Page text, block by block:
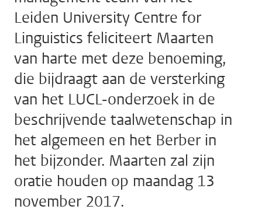
Leiden University Centre for
Linguistics feliciteert Maarten
van harte met deze benoeming,
die bijdraagt aan de versterking
van het LUCL-onderzoek in de
beschrijvende taalwetenschap in
het algemeen en het Berber in
het bijzonder. Maarten zal zijn
oratie houden op maandag 13
november 2017.